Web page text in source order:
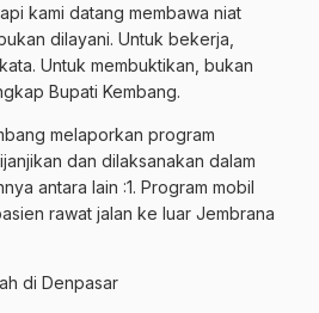
kami datang membawa niat
dilayani. Untuk bekerja,
Untuk membuktikan, bukan
Bupati Kembang.
melaporkan program
dan dilaksanakan dalam
antara lain :1. Program mobil
rawat jalan ke luar Jembrana
di Denpasar